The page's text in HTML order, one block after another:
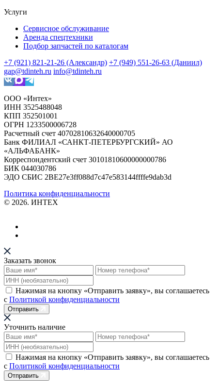
Услуги
Сервисное обслуживание
Аренда спецтехники
Подбор запчастей по каталогам
+7 (921) 821-21-26 (Александр) +7 (949) 551-26-63 (Даниил)
gap@tdinteh.ru info@tdinteh.ru
ООО «Интех»
ИНН 3525488048
КПП 352501001
ОГРН 1233500006728
Расчетный счет 40702810632640000705
Банк ФИЛИАЛ «САНКТ-ПЕТЕРБУРГСКИЙ» АО
«АЛЬФАБАНК»
Корреспондентский счет 30101810600000000786
БИК 044030786
ЭДО СБИС 2BE27e3ff088d7c47e583144ffffe9dab3d
Политика конфиденциальности
© 2026. ИНТЕХ
Заказать звонок
Нажимая на кнопку «Отправить заявку», вы соглашаетесь
с Политикой конфиденциальности
Отправить
Уточнить наличие
Нажимая на кнопку «Отправить заявку», вы соглашаетесь
с Политикой конфиденциальности
Отправить